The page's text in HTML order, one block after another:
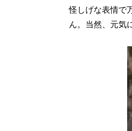
怪しげな表情で
ん。当然、元気